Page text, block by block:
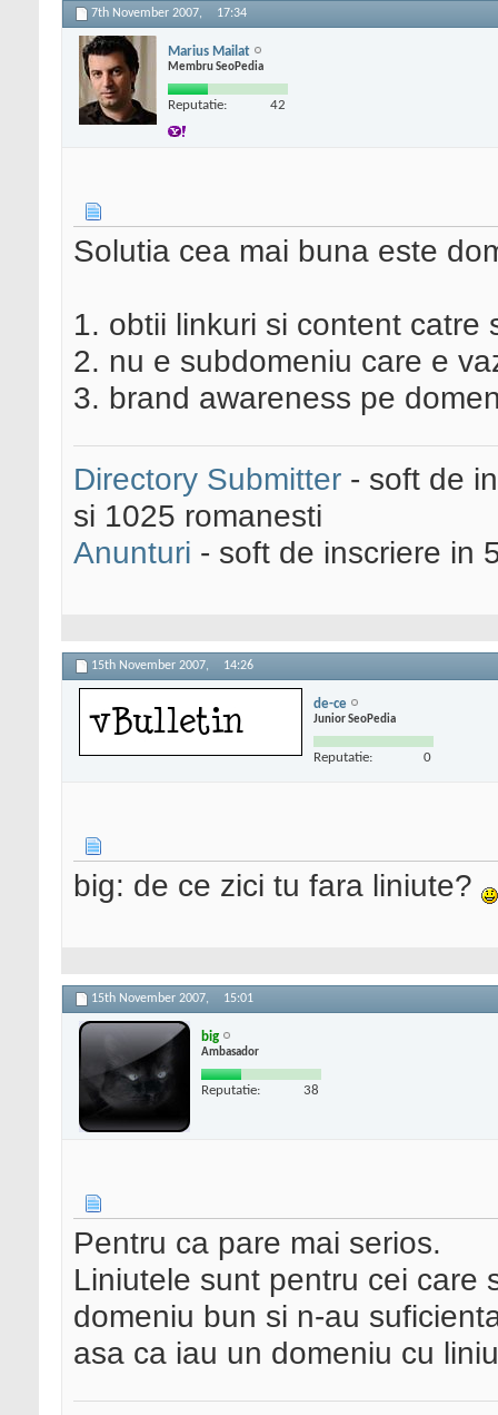
7th November 2007, 17:34
Marius Mailat
Membru SeoPedia
Reputatie: 42
Solutia cea mai buna este
1. obtii linkuri si content catre
2. nu e subdomeniu care e
3. brand awareness pe
Directory Submitter - soft de
si 1025 romanesti
Anunturi - soft de inscriere in
15th November 2007, 14:26
de-ce
Junior SeoPedia
Reputatie: 0
big: de ce zici tu fara liniute?
15th November 2007, 15:01
big
Ambasador
Reputatie: 38
Pentru ca pare mai serios.
Liniutele sunt pentru cei care
domeniu bun si n-au
asa ca iau un domeniu cu